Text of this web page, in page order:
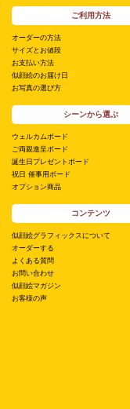
ご利用方法
オーダーの方法
サイズとお値段
お支払い方法
似顔絵のお届け日
お写真の選び方
シーンから選ぶ
ウェルカムボード
ご両親進呈ボード
誕生日プレゼントボード
祝日 催事用ボード
オプション商品
コンテンツ
似顔絵グラフィックスについて
オーダーする
よくある質問
お問い合わせ
似顔絵マガジン
お客様の声